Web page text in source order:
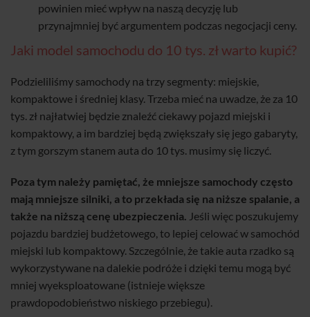
powinien mieć wpływ na naszą decyzję lub
przynajmniej być argumentem podczas negocjacji ceny.
Jaki model samochodu do 10 tys. zł warto kupić?
Podzieliliśmy samochody na trzy segmenty: miejskie,
kompaktowe i średniej klasy. Trzeba mieć na uwadze, że za 10
tys. zł najłatwiej będzie znaleźć ciekawy pojazd miejski i
kompaktowy, a im bardziej będą zwiększały się jego gabaryty,
z tym gorszym stanem auta do 10 tys. musimy się liczyć.
Poza tym należy pamiętać, że mniejsze samochody często
mają mniejsze silniki, a to przekłada się na niższe spalanie, a
także na niższą cenę ubezpieczenia. Jeśli więc poszukujemy
pojazdu bardziej budżetowego, to lepiej celować w samochód
miejski lub kompaktowy. Szczególnie, że takie auta rzadko są
wykorzystywane na dalekie podróże i dzięki temu mogą być
mniej wyeksploatowane (istnieje większe
prawdopodobieństwo niskiego przebiegu).